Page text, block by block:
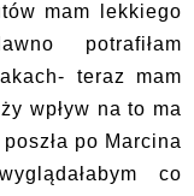
mam lekkiego
potrafiłam
teraz mam
wpływ na to ma
po Marcina
co